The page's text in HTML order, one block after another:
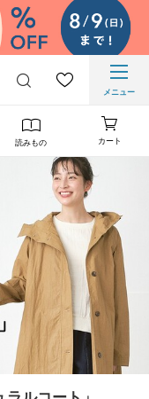
メニュー
読みもの カート